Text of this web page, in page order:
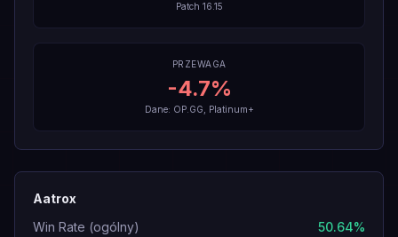
Patch 16.15
PRZEWAGA
-4.7%
Dane: OP.GG, Platinum+
Aatrox
Win Rate (ogólny)
50.64%